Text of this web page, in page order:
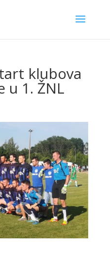
klubova
u 1. ŽNL